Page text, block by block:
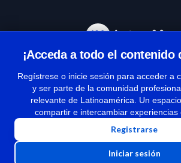
¡Acceda a todo el contenido
Regístrese o inicie sesión para acceder a
y ser parte de la comunidad
relevante de Latinoamérica. Un
compartir e intercambiar experiencias
Registrarse
Iniciar sesión
Términos y condiciones
| Políticas de privacidad
| Todos los derechos reservados | Copyright